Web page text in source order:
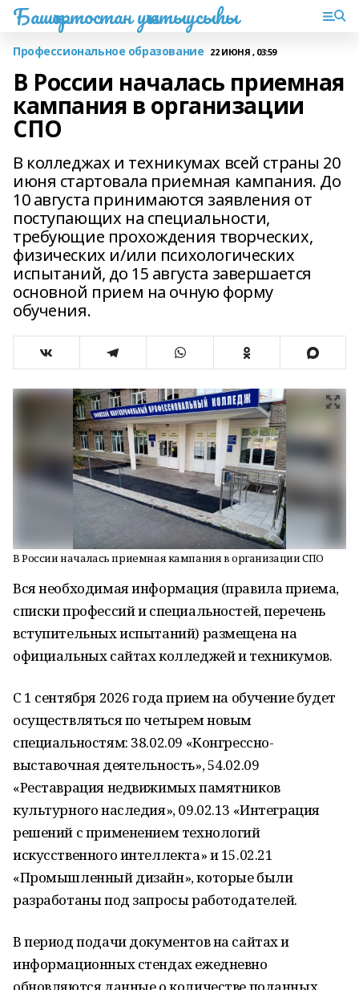
Башҡортостан уҡытыусыһы
Профессиональное образование 22 ИЮНЯ , 03:59
В России началась приемная
кампания в организации
СПО
В колледжах и техникумах всей страны 20
июня стартовала приемная кампания. До
10 августа принимаются заявления от
поступающих на специальности,
требующие прохождения творческих,
физических и/или психологических
испытаний, до 15 августа завершается
основной прием на очную форму
обучения.
В России началась приемная кампания в организации СПО
Вся необходимая информация (правила приема,
списки профессий и специальностей, перечень
вступительных испытаний) размещена на
официальных сайтах колледжей и техникумов.
С 1 сентября 2026 года прием на обучение будет
осуществляться по четырем новым
специальностям: 38.02.09 «Конгрессно-
выставочная деятельность», 54.02.09
«Реставрация недвижимых памятников
культурного наследия», 09.02.13 «Интеграция
решений с применением технологий
искусственного интеллекта» и 15.02.21
«Промышленный дизайн», которые были
разработаны под запросы работодателей.
В период подачи документов на сайтах и
информационных стендах ежедневно